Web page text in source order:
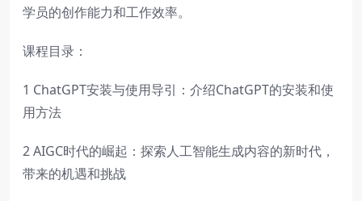
学员的创作能力和工作效率。
课程目录：
1 ChatGPT安装与使用导引：介绍ChatGPT的安装和使
用方法
2 AIGC时代的崛起：探索人工智能生成内容的新时代，
带来的机遇和挑战